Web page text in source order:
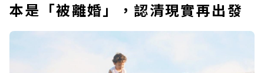
本是「被離婚」，認清現實再出發